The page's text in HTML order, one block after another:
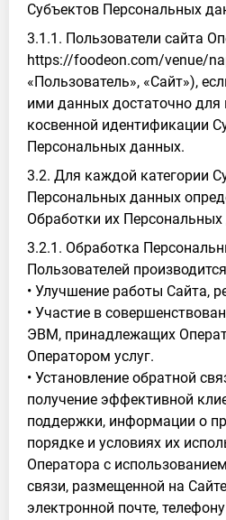
Субъектов Персональных
3.1.1. Пользователи сайта
https://foodeon.com/venue/
«Пользователь», «Сайт»),
ими данных достаточно для
косвенной идентификации
Персональных данных.
3.2. Для каждой категории
Персональных данных
Обработки их
3.2.1. Обработка
Пользователей
• Улучшение работы Сайта,
• Участие в
ЭВМ, принадлежащих
Оператором услуг.
• Установление обратной
получение эффективной
поддержки, информации о
порядке и условиях их
Оператора с
связи, размещенной на
электронной почте,